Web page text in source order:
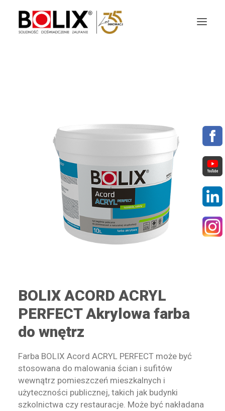
STREFA BOLIX
DO POBRANIA
KOLORYSTYKA
NASZE MARKI
WYSZUKIWANIE
STREFA PRACOWNIKA
RECEPTURY ON-LINE
BOLIX ACORD ACRYL
PERFECT Akrylowa farba
do wnętrz
Farba BOLIX Acord ACRYL PERFECT może być
stosowana do malowania ścian i sufitów
wewnątrz pomieszczeń mieszkalnych i
użyteczności publicznej, takich jak budynki
szkolnictwa czy restauracje. Może być nakładana